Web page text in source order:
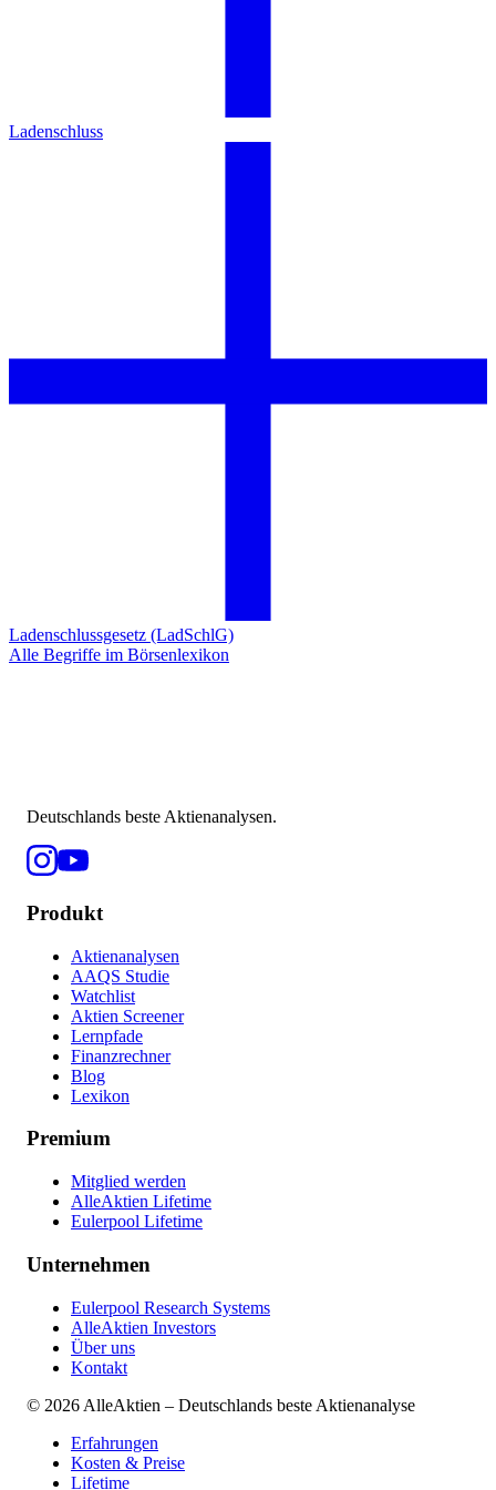
Ladenschluss
Ladenschlussgesetz (LadSchlG)
Alle Begriffe im Börsenlexikon
Deutschlands beste Aktienanalysen.
Produkt
Aktienanalysen
AAQS Studie
Watchlist
Aktien Screener
Lernpfade
Finanzrechner
Blog
Lexikon
Premium
Mitglied werden
AlleAktien Lifetime
Eulerpool Lifetime
Unternehmen
Eulerpool Research Systems
AlleAktien Investors
Über uns
Kontakt
© 2026 AlleAktien – Deutschlands beste Aktienanalyse
Erfahrungen
Kosten & Preise
Lifetime